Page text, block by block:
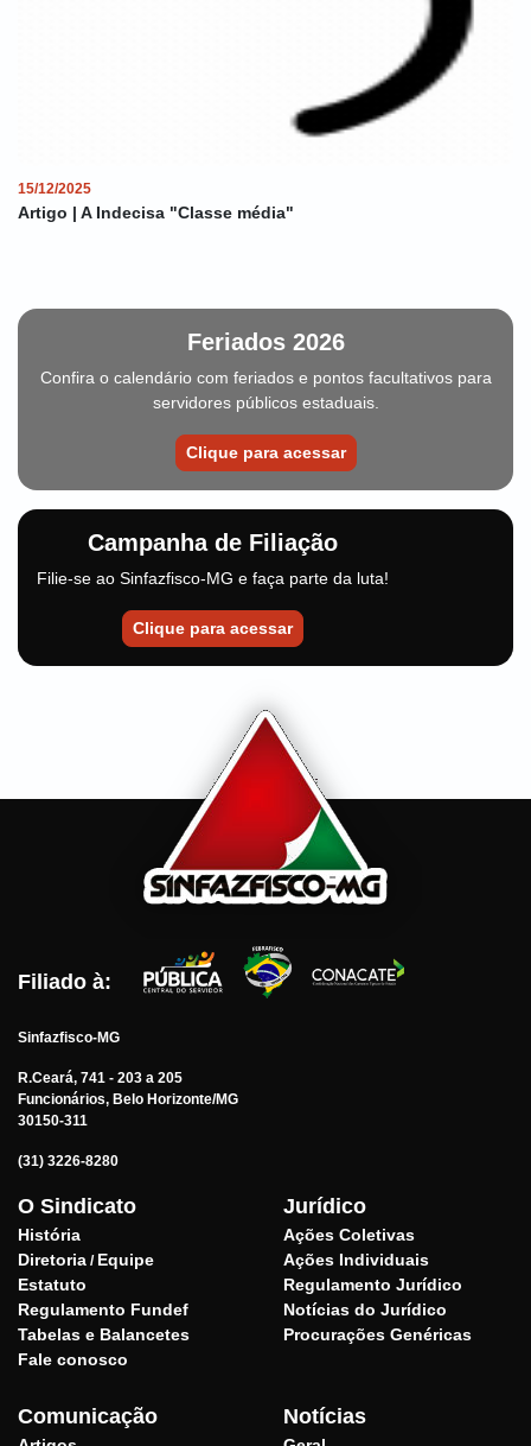
15/12/2025
Artigo | A Indecisa "Classe média"
Feriados 2026
Confira o calendário com feriados e pontos facultativos para
servidores públicos estaduais.
Clique para acessar
Campanha de Filiação
Filie-se ao Sinfazfisco-MG e faça parte da luta!
Clique para acessar
Filiado à:
Sinfazfisco-MG
R.Ceará, 741 - 203 a 205
Funcionários, Belo Horizonte/MG
30150-311
(31) 3226-8280
O Sindicato
História
Diretoria / Equipe
Estatuto
Regulamento Fundef
Tabelas e Balancetes
Fale conosco
Jurídico
Ações Coletivas
Ações Individuais
Regulamento Jurídico
Notícias do Jurídico
Procurações Genéricas
Comunicação Notícias